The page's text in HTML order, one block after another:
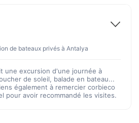
de bateaux privés à Antalya
une excursion d'une journée à
de soleil, balade en bateau...
également à remercier corbieco
pour avoir recommandé les visites.